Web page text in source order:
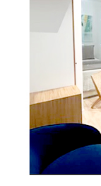
Toulouse